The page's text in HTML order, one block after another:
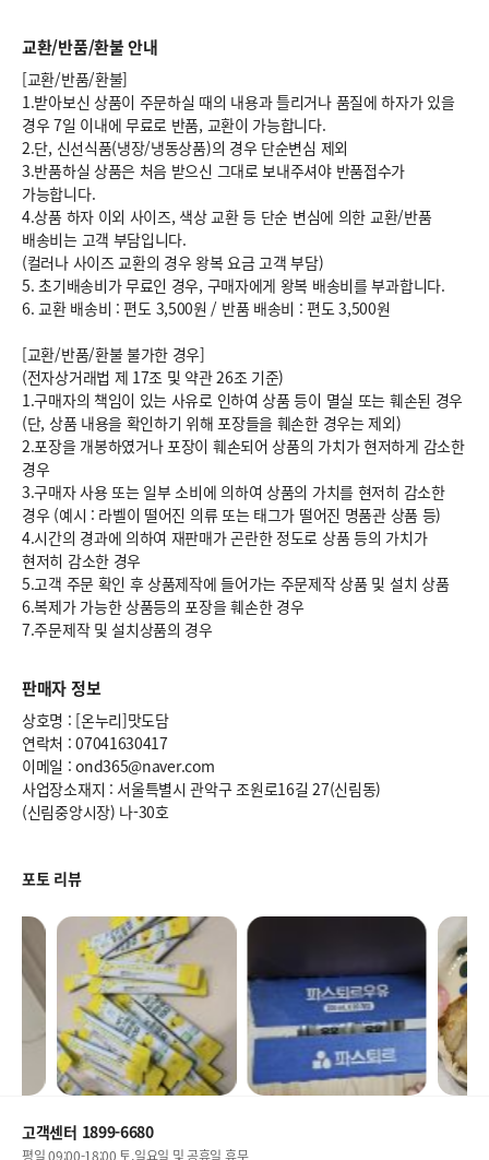
교환/반품/환불 안내
[교환/반품/환불]
1.받아보신 상품이 주문하실 때의 내용과 틀리거나 품질에 하자가 있을
경우 7일 이내에 무료로 반품, 교환이 가능합니다.
2.단, 신선식품(냉장/냉동상품)의 경우 단순변심 제외
3.반품하실 상품은 처음 받으신 그대로 보내주셔야 반품접수가
가능합니다.
4.상품 하자 이외 사이즈, 색상 교환 등 단순 변심에 의한 교환/반품
배송비는 고객 부담입니다.
(컬러나 사이즈 교환의 경우 왕복 요금 고객 부담)
5. 초기배송비가 무료인 경우, 구매자에게 왕복 배송비를 부과합니다.
6.교환 배송비 : 편도 3,500원 / 반품 배송비 : 편도 3,500원
[교환/반품/환불 불가한 경우]
(전자상거래법 제 17조 및 약관 26조 기준)
1.구매자의 책임이 있는 사유로 인하여 상품 등이 멸실 또는 훼손된 경우
(단, 상품 내용을 확인하기 위해 포장들을 훼손한 경우는 제외)
2.포장을 개봉하였거나 포장이 훼손되어 상품의 가치가 현저하게 감소한
경우
3.구매자 사용 또는 일부 소비에 의하여 상품의 가치를 현저히 감소한
경우 (예시 : 라벨이 떨어진 의류 또는 태그가 떨어진 명품관 상품 등)
4.시간의 경과에 의하여 재판매가 곤란한 정도로 상품 등의 가치가
현저히 감소한 경우
5.고객 주문 확인 후 상품제작에 들어가는 주문제작 상품 및 설치 상품
6.복제가 가능한 상품등의 포장을 훼손한 경우
7.주문제작 및 설치상품의 경우
판매자 정보
상호명 : [온누리]맛도담
연락처 : 07041630417
이메일 : ond365@naver.com
사업장소재지 : 서울특별시 관악구 조원로16길 27(신림동)
(신림중앙시장) 나-30호
포토 리뷰
고객센터 1899-6680
평일 09:00-18:00 토,일요일 및 공휴일 휴무